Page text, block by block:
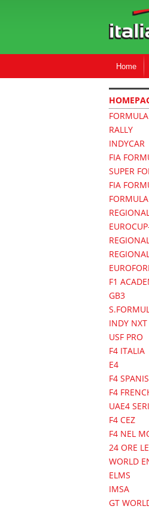
Home
RALLY
INDYCAR
FIA
SUPER
FIA
F1
GB3
INDY NXT
USF PRO
F4 ITALIA
E4
F4
F4
UAE4
F4 CEZ
F4 NEL
24 ORE
WORLD
ELMS
IMSA
GT